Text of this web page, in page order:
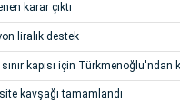
karar çıktı
liralık destek
kapısı için Türkmenoğlu'ndan
kavşağı tamamlandı